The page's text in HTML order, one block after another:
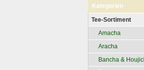
Kategorien
Tee-Sortiment
Amacha
Aracha
Bancha &